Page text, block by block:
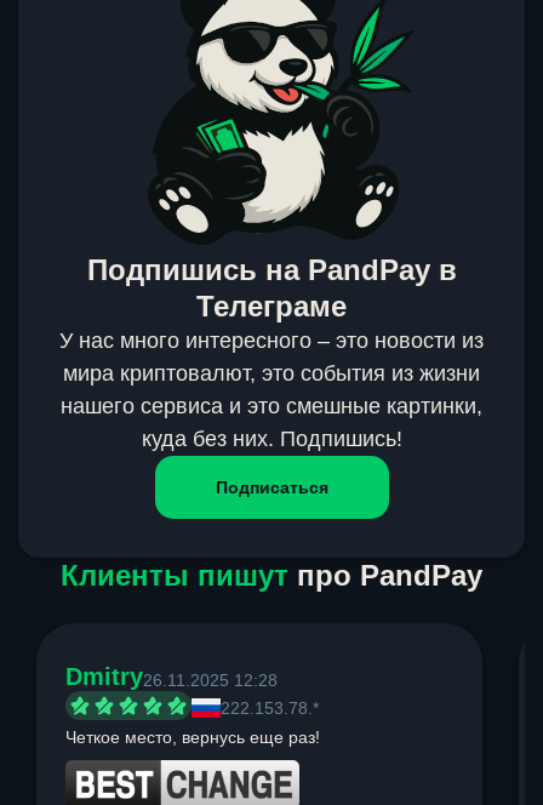
Подпишись на PandPay в
Телеграме
У нас много интересного – это новости из
мира криптовалют, это события из жизни
нашего сервиса и это смешные картинки,
куда без них. Подпишись!
Подписаться
Клиенты пишут про PandPay
Dmitry26.11.2025 12:28
222.153.78.*
Четкое место, вернусь еще раз!